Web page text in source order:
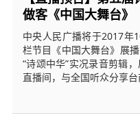
做客《中国大舞台》
中央人民广播将于2017年
栏节目《中国大舞台》展
“诗颂中华”实况录音剪辑
直播间，与全国听众分享台